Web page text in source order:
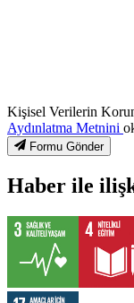
Kişisel Verilerin
Aydınlatma Metnini
Formu Gönder
Haber ile